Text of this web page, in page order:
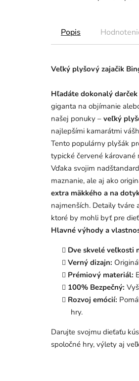
Popis
Veľký plyšový zajačik
Hľadáte dokonalý
giganta na objímanie
našej ponuky – veľký
najlepšími kamarátmi
Tento populárny plyšák
typické červené kárované
Vďaka svojim
maznanie, ale aj ako
extra mäkkého a na
najmenších. Detaily tváre
ktoré by mohli byť pre
Hlavné výhody a
Dve skvelé veľkosti
Verný dizajn:
Prémiový materiál:
100% Bezpečný:
Rozvoj emócií:
hry.
Darujte svojmu dieťaťu
spoločné hry, výlety aj